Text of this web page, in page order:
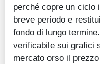
perché copre un ciclo
breve periodo e
fondo di lungo
verificabile sui grafici
mercato orso il